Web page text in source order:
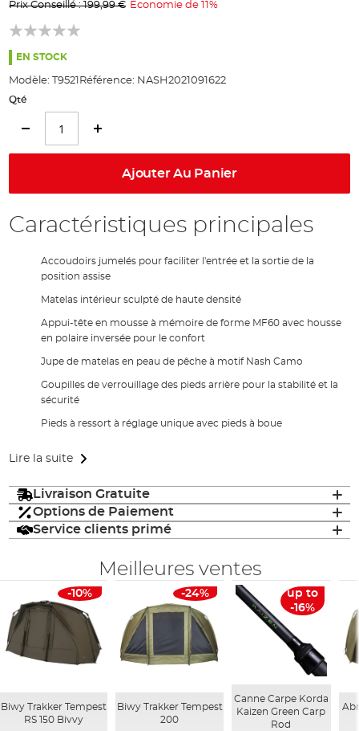
beginning
of
the
images
Prix Conseillé : 199,99 € Économie de 11%
EN STOCK
Modèle: T9521 Référence: NASH2021091622
Qté
Ajouter Au Panier
Caractéristiques principales
Accoudoirs jumelés pour faciliter l'entrée et la sortie de la
position assise
Matelas intérieur sculpté de haute densité
Appui-tête en mousse à mémoire de forme MF60 avec housse
en polaire inversée pour le confort
Jupe de matelas en peau de pêche à motif Nash Camo
Goupilles de verrouillage des pieds arrière pour la stabilité et la
sécurité
Pieds à ressort à réglage unique avec pieds à boue
Lire la suite
Livraison Gratuite
Options de Paiement
Service clients primé
Meilleures ventes
-10%
Biwy Trakker Tempest
RS 150 Bivvy
-24%
Biwy Trakker Tempest
200
up to
-16%
Canne Carpe Korda
Kaizen Green Carp
Rod